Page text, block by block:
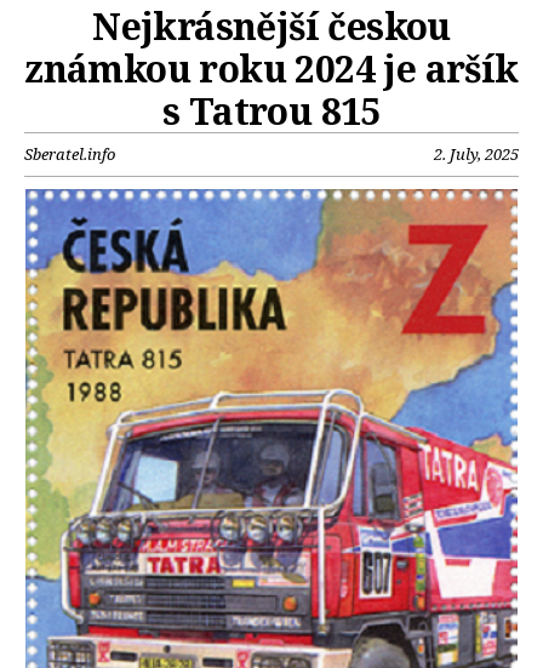
Nejkrásnější českou
známkou roku 2024 je aršík
s Tatrou 815
Sberatel.info 2. July, 2025